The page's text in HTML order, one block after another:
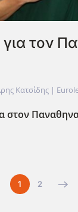
τον
Κατσίδης |
στον
1 2